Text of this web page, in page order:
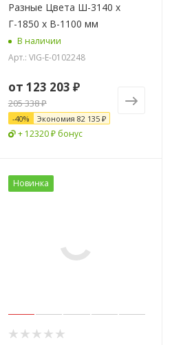
Разные Цвета Ш-3140 х
Г-1850 х В-1100 мм
В наличии
Арт.: VIG-E-0102248
от 123 203 ₽
205 338 ₽
-40% Экономия 82 135 ₽
+ 12320 ₽ бонус
Новинка